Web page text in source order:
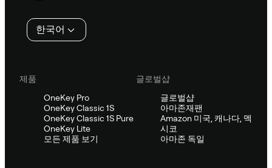
한국어
제품
OneKey Pro
OneKey Classic 1S
OneKey Classic 1S Pure
OneKey Lite
모든 제품 보기
글로벌샵
글로벌샵
아마존재팬
Amazon 미국, 캐나다, 멕
시코
아마존 독일